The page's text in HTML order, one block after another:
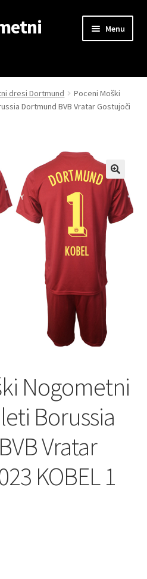
Menu
dresi Dortmund
Poceni Moški
Dortmund BVB Vratar Gostujoči
Nogometni
Borussia
Vratar
KOBEL 1